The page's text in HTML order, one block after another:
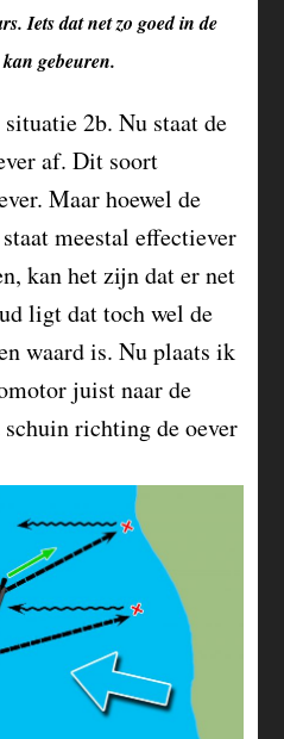
Iets dat net zo goed in de
gebeuren.
2b. Nu staat de
af. Dit soort
Maar hoewel de
meestal effectiever
kan het zijn dat er net
ligt dat toch wel de
waard is. Nu plaats ik
juist naar de
richting de oever